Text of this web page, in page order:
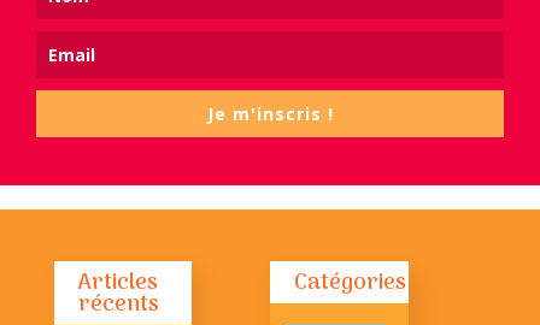
Je m'inscris !
Articles
récents
Catégories